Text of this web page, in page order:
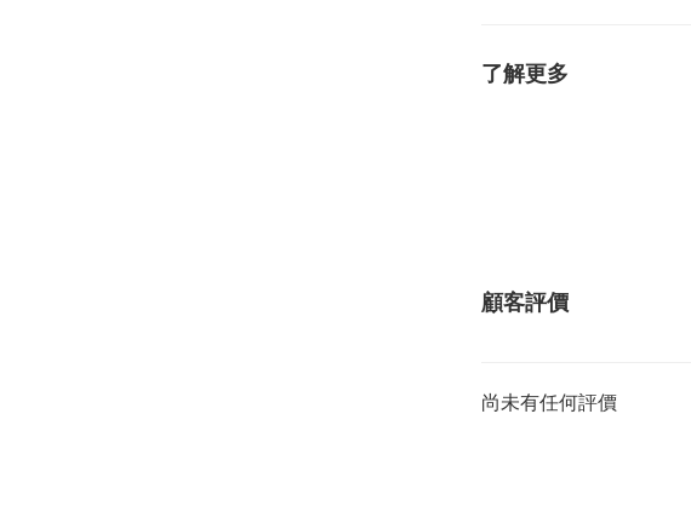
了解更多
顧客評價
尚未有任何評價